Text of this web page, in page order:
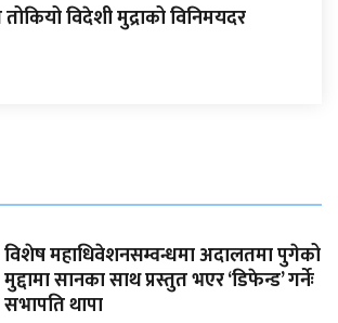
तोकियो विदेशी मुद्राको विनिमयदर
विशेष महाधिवेशनसम्वन्धमा अदालतमा पुगेको
मुद्दामा सानका साथ प्रस्तुत भएर ‘डिफेन्ड’ गर्नेः
सभापति थापा